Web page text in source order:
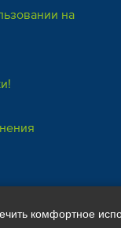
на
комфортное